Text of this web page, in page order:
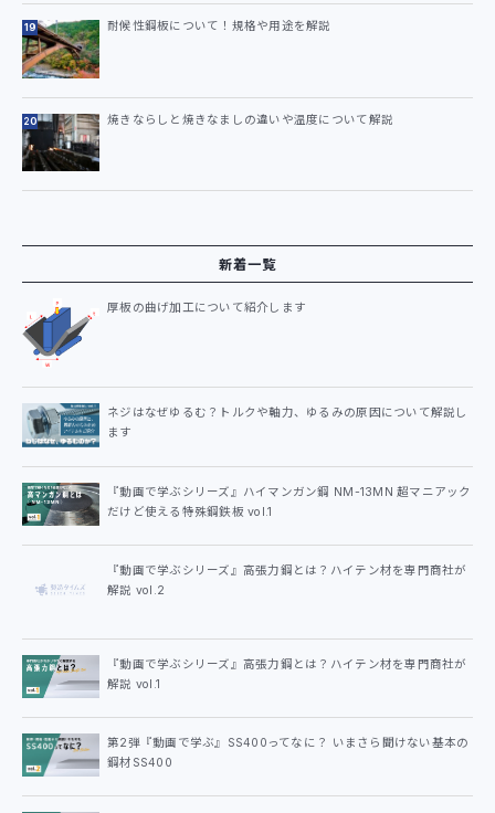
耐候性鋼板について！規格や用途を解説
焼きならしと焼きなましの違いや温度について解説
新着一覧
厚板の曲げ加工について紹介します
ネジはなぜゆるむ？トルクや軸力、ゆるみの原因について解説し
ます
『動画で学ぶシリーズ』ハイマンガン鋼 NM-13MN 超マニアック
だけど使える特殊鋼鉄板 vol.1
『動画で学ぶシリーズ』高張力鋼とは？ハイテン材を専門商社が
解説 vol.2
『動画で学ぶシリーズ』高張力鋼とは？ハイテン材を専門商社が
解説 vol.1
第2弾『動画で学ぶ』SS400ってなに？ いまさら聞けない基本の
鋼材SS400